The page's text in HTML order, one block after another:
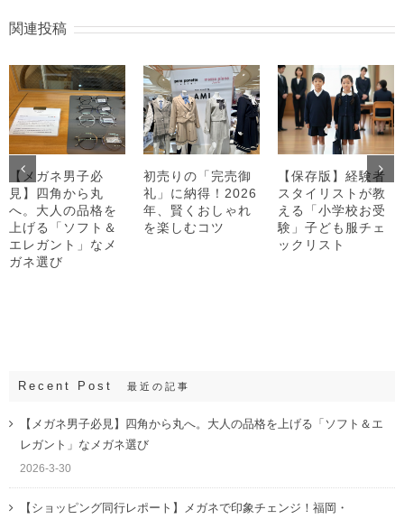
関連投稿
【メガネ男子必
見】四角から丸
へ。大人の品格を
上げる「ソフト＆
エレガント」なメ
ガネ選び
初売りの「完売御
礼」に納得！2026
年、賢くおしゃれ
を楽しむコツ
【保存版】経験者
スタイリストが教
える「小学校お受
験」子ども服チェ
ックリスト
Recent Post 最近の記事
【メガネ男子必見】四角から丸へ。大人の品格を上げる「ソフト＆エ
レガント」なメガネ選び
2026-3-30
【ショッピング同行レポート】メガネで印象チェンジ！福岡・